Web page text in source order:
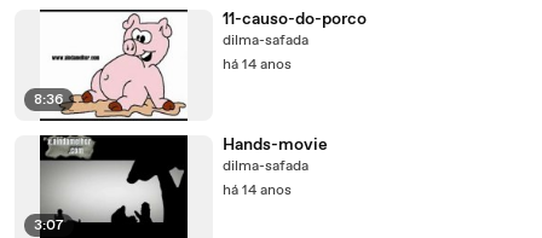
8:36
11-causo-do-porco
dilma-safada
há 14 anos
3:07
Hands-movie
dilma-safada
há 14 anos